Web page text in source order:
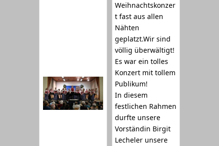
Weihnachtskonzer
t fast aus allen
Nähten
geplatzt.Wir sind
völlig überwältigt!
Es war ein tolles
Konzert mit tollem
Publikum!
In diesem
festlichen Rahmen
durfte unsere
Vorständin Birgit
Lecheler unsere